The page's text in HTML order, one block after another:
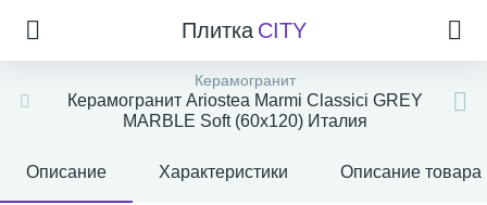
Плитка CITY
Керамогранит
Керамогранит Ariostea Marmi Classici GREY
MARBLE Soft (60x120) Италия
Описание Характеристики Описание товара